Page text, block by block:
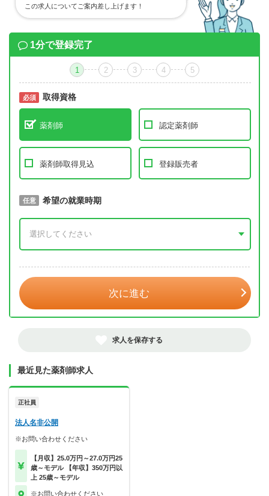
この求人についてご案内差し上げます！
1分で登録完了
1 2 3 4 5
必須 取得資格
薬剤師 認定薬剤師
薬剤師取得見込 登録販売者
必須 取得予定年
任意 希望の就業時期
次に進む
求人を保存する
最近見た薬剤師求人
正社員
法人名非公開
※お問い合わせください
【月収】25.0万円～27.0万円25
歳～モデル 【年収】350万円以
上 25歳～モデル
※お問い合わせください